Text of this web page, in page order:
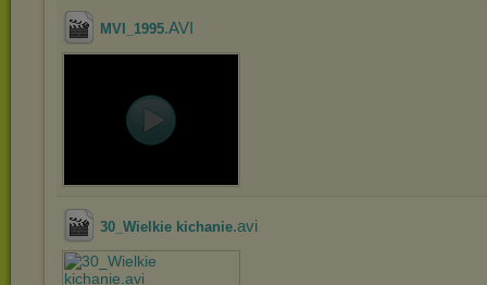
MVI_1995.AVI
30_Wielkie kichanie.avi